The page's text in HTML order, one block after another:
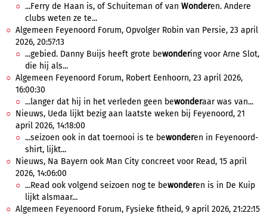
...Ferry de Haan is, of Schuiteman of van Wonderen. Andere
clubs weten ze te...
Algemeen Feyenoord Forum, Opvolger Robin van Persie, 23 april
2026, 20:57:13
...gebied. Danny Buijs heeft grote bewondering voor Arne Slot,
die hij als...
Algemeen Feyenoord Forum, Robert Eenhoorn, 23 april 2026,
16:00:30
...langer dat hij in het verleden geen bewonderaar was van...
Nieuws, Ueda lijkt bezig aan laatste weken bij Feyenoord, 21
april 2026, 14:18:00
...seizoen ook in dat toernooi is te bewonderen in Feyenoord-
shirt, lijkt...
Nieuws, Na Bayern ook Man City concreet voor Read, 15 april
2026, 14:06:00
...Read ook volgend seizoen nog te bewonderen is in De Kuip
lijkt alsmaar...
Algemeen Feyenoord Forum, Fysieke fitheid, 9 april 2026, 21:22:15